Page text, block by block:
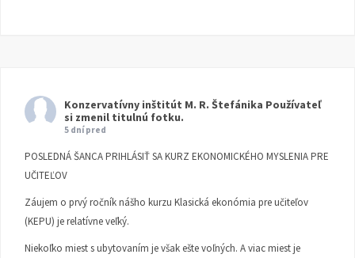
Konzervatívny inštitút M. R. Štefánika Používateľ
si zmenil titulnú fotku.
5 dní pred
POSLEDNÁ ŠANCA PRIHLÁSIŤ SA KURZ EKONOMICKÉHO MYSLENIA PRE
UČITEĽOV
Záujem o prvý ročník nášho kurzu Klasická ekonómia pre učiteľov
(KEPU) je relatívne veľký.
Niekoľko miest s ubytovaním je však ešte voľných. A viac miest je